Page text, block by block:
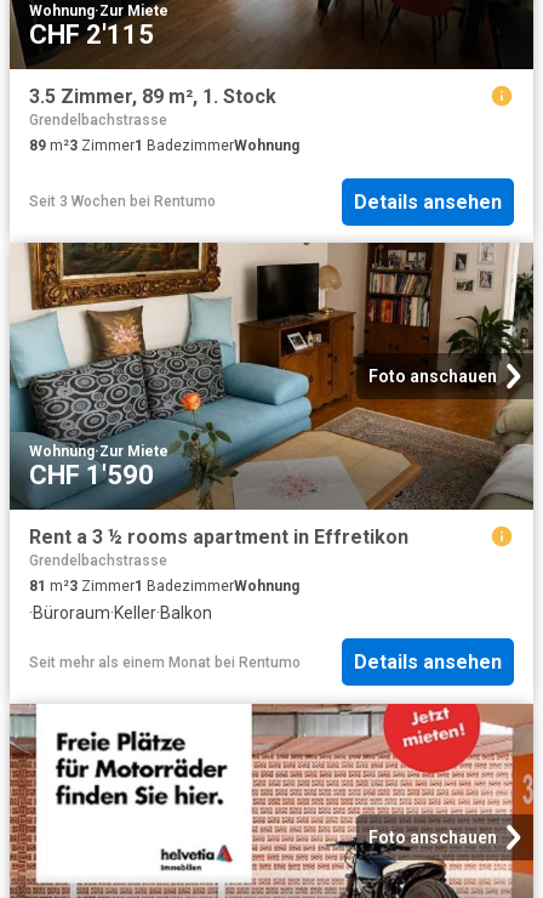
Wohnung·Zur Miete
CHF 2'115
3.5 Zimmer, 89 m², 1. Stock
Grendelbachstrasse
89 m²3 Zimmer1 BadezimmerWohnung
Seit 3 Wochen bei Rentumo Details ansehen
Foto anschauen
Wohnung·Zur Miete
CHF 1'590
Rent a 3 ½ rooms apartment in Effretikon
Grendelbachstrasse
81 m²3 Zimmer1 BadezimmerWohnung
·Büroraum·Keller·Balkon
Seit mehr als einem Monat bei Rentumo Details ansehen
Foto anschauen